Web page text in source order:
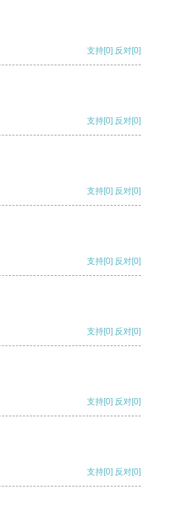
支持[0] 反对[0]
支持[0] 反对[0]
支持[0] 反对[0]
支持[0] 反对[0]
支持[0] 反对[0]
支持[0] 反对[0]
支持[0] 反对[0]